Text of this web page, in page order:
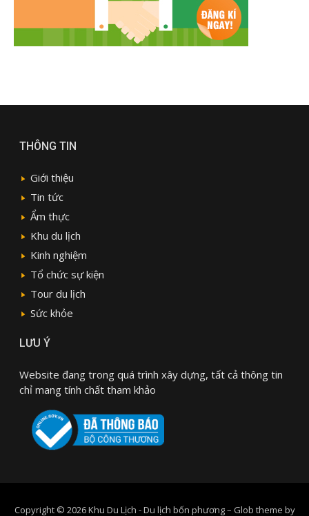
THÔNG TIN
Giới thiệu
Tin tức
Ẩm thực
Khu du lịch
Kinh nghiệm
Tổ chức sự kiện
Tour du lịch
Sức khỏe
LƯU Ý
Website đang trong quá trình xây dựng, tất cả thông tin
chỉ mang tính chất tham khảo
Copyright © 2026 Khu Du Lịch - Du lịch bốn phương– Glob theme by